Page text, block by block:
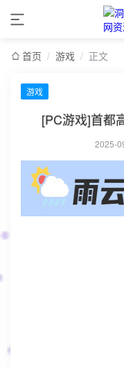
首页 / 游戏 / 正文
游戏
[PC游戏]首都
2025-